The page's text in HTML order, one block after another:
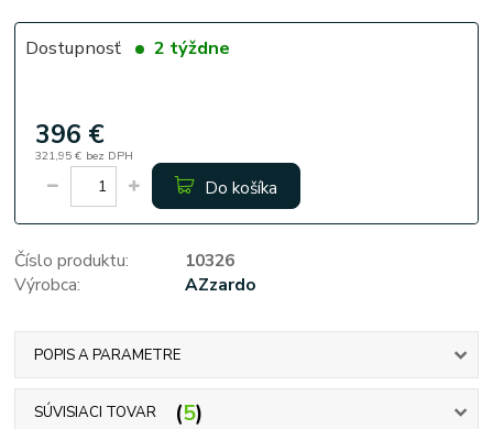
Dostupnosť 2 týždne
396 €
321,95 € bez DPH
Do košíka
Číslo produktu:
10326
Výrobca:
AZzardo
POPIS A PARAMETRE
SÚVISIACI TOVAR 5